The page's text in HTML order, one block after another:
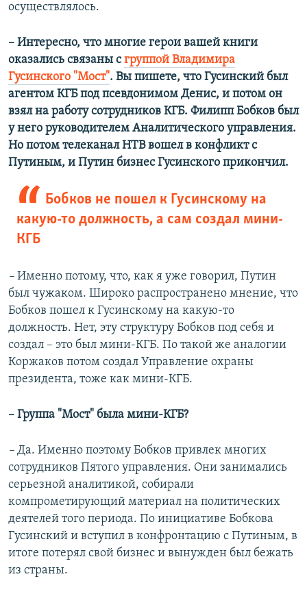
осуществлялось.
– Интересно, что многие герои вашей книги
оказались связаны сгруппой Владимира
Гусинского "Мост". Вы пишете, что Гусинский был
агентом КГБ под псевдонимом Денис, и потом он
взял на работу сотрудников КГБ. Филипп Бобков был
у него руководителем Аналитического управления.
Но потом телеканал НТВ вошел в конфликт с
Путиным, и Путин бизнес Гусинского прикончил.
Бобков не пошел к Гусинскому на
какую-то должность, а сам создал мини-
КГБ
– Именно потому, что, как я уже говорил, Путин
был чужаком. Широко распространено мнение, что
Бобков пошел к Гусинскому на какую-то
должность. Нет, эту структуру Бобков под себя и
создал – это был мини-КГБ. По такой же аналогии
Коржаков потом создал Управление охраны
президента, тоже как мини-КГБ.
– Группа "Мост" была мини-КГБ?
– Да. Именно поэтому Бобков привлек многих
сотрудников Пятого управления. Они занимались
серьезной аналитикой, собирали
компрометирующий материал на политических
деятелей того периода. По инициативе Бобкова
Гусинский и вступил в конфронтацию с Путиным, в
итоге потерял свой бизнес и вынужден был бежать
из страны.